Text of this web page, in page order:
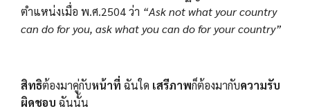
ตำแหน่งเมื่อ พ.ศ.​2504 ว่า “Ask not what your country
can do for you, ask what you can do for your country”
สิทธิต้องมาคู่กับหน้าที่ ฉันใด เสรีภาพก็ต้องมากับความรับ
ผิดชอบ ฉันนั้น